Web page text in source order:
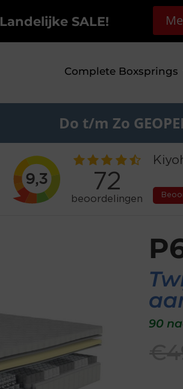
Landelijke SALE!
Complete Boxsprings
Do t/m Zo
90